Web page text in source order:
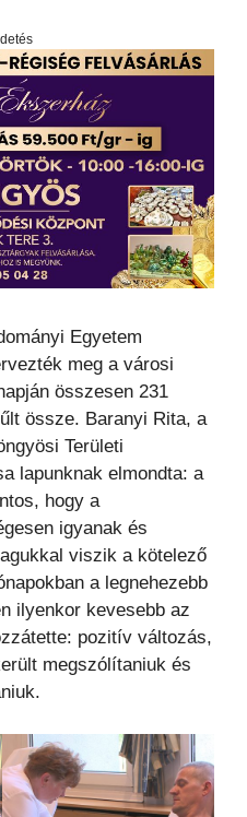
Egyetem
meg a városi
összesen 231
össze. Baranyi Rita, a
Területi
lapunknak elmondta: a
hogy a
igyanak és
viszik a kötelező
a legnehezebb
ilyenkor kevesebb az
pozitív változás,
megszólítaniuk és